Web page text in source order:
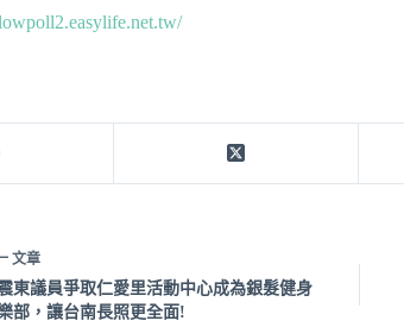
文章
東議員爭取仁愛里活動中心成為銀髮健身
部，讓台南長照更全面!